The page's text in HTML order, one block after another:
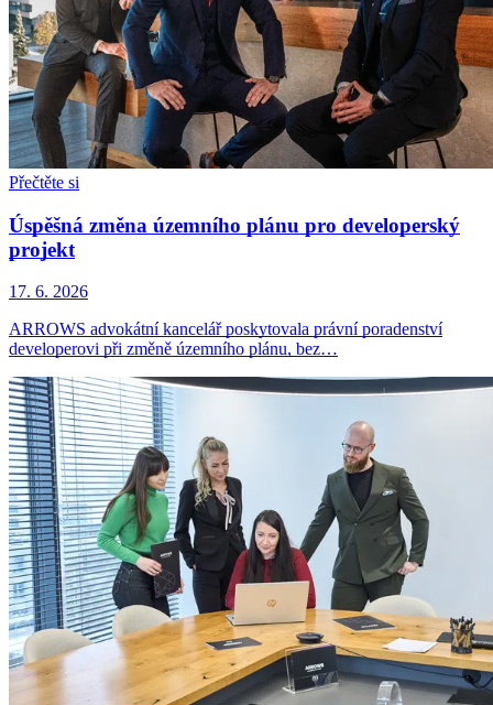
Přečtěte si
Úspěšná změna územního plánu pro developerský
projekt
17. 6. 2026
ARROWS advokátní kancelář poskytovala právní poradenství
developerovi při změně územního plánu, bez…